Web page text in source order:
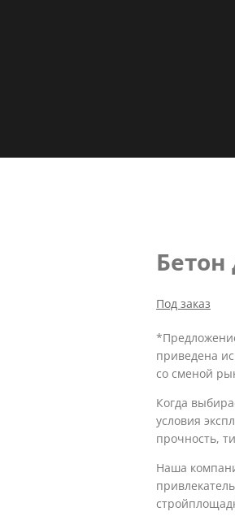
Под заказ
приведена
со сменой
Когда
условия
прочность,
Наша